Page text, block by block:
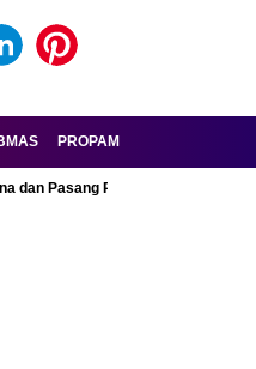
PROPAM
Pelat Palsu, Pelaku Curanmor